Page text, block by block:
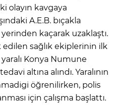
olayın kavgaya
A.E.B. bıçakla
kaçarak uzaklaştı.
sağlık ekiplerinin ilk
Konya Numune
altına alındı. Yaralının
öğrenilirken, polis
için çalışma başlattı.